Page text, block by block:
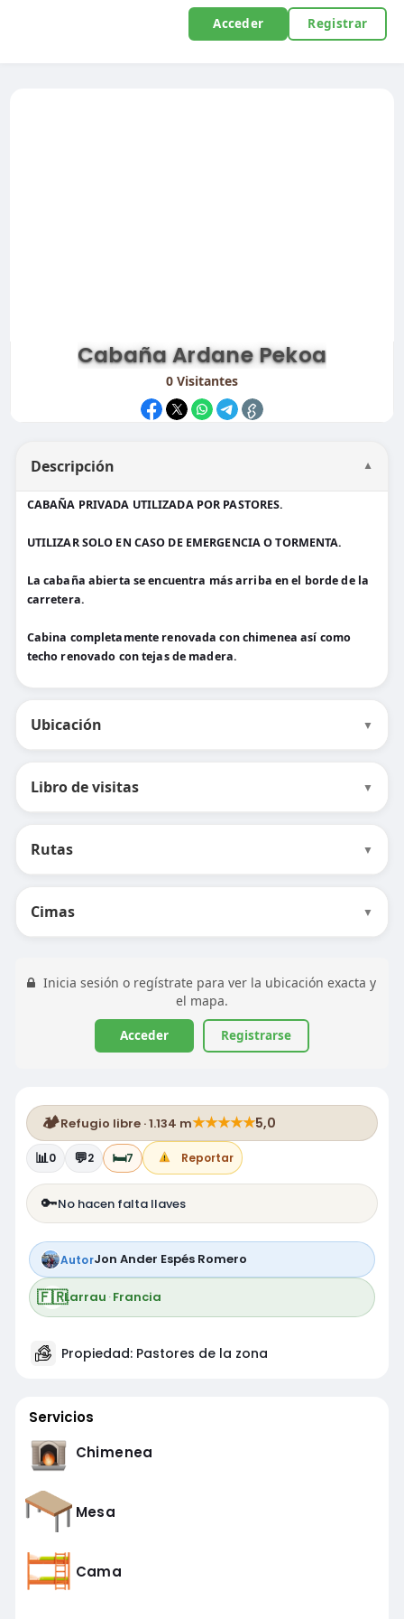
Acceder Registrar
Cabaña Ardane Pekoa
0Visitantes
Descripción ▼
CABAÑA PRIVADA UTILIZADA POR PASTORES.
UTILIZAR SOLO EN CASO DE EMERGENCIA O TORMENTA.
La cabaña abierta se encuentra más arriba en el borde de la
carretera.
Cabina completamente renovada con chimenea así como
techo renovado con tejas de madera.
Ubicación ▼
Libro de visitas ▼
Rutas ▼
Cimas ▼
Inicia sesión o regístrate para ver la ubicación exacta y
el mapa.
Acceder Registrarse
🏕️Refugio libre · 1.134 m★★★★★5,0
📊0 💬2 🛏️7 Reportar
🔑No hacen falta llaves
AutorJon Ander Espés Romero
🇫🇷Larrau ·Francia
Propiedad: Pastores de la zona
Servicios
Chimenea
Mesa
Cama